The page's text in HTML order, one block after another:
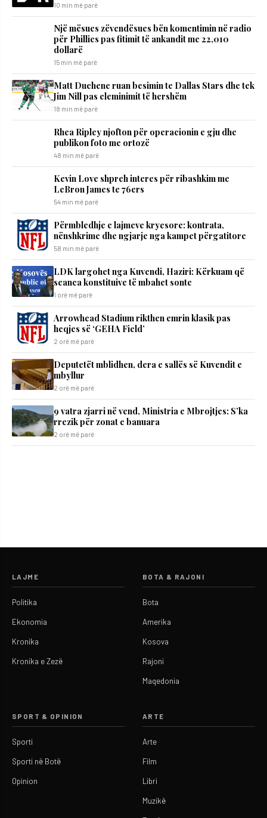
10 min më parë
Një mësues zëvendësues bën komentimin në radio
për Phillies pas fitimit të ankandit me 22,010
dollarë
15 min më parë
Matt Duchene ruan besimin te Dallas Stars dhe tek
Jim Nill pas eleminimit të hershëm
18 min më parë
Rhea Ripley njofton për operacionin e gju dhe
publikon foto me ortozë
48 min më parë
Kevin Love shpreh interes për ribashkim me
LeBron James te 76ers
54 min më parë
Përmbledhje e lajmeve kryesore: kontrata,
nënshkrime dhe ngjarje nga kampet përgatitore
58 min më parë
LDK largohet nga Kuvendi, Haziri: Kërkuam që
seanca konstituive të mbahet sonte
1 orë më parë
Arrowhead Stadium rikthen emrin klasik pas
heqjes së ‘GEHA Field’
2 orë më parë
Deputetët mblidhen, dera e sallës së Kuvendit e
mbyllur
2 orë më parë
9 vatra zjarri në vend, Ministria e Mbrojtjes: S’ka
rrezik për zonat e banuara
2 orë më parë
LAJME
Politika
Ekonomia
Kronika
Kronika e Zezë
BOTA & RAJONI
Bota
Amerika
Kosova
Rajoni
Maqedonia
SPORT & OPINION
Sporti
Sporti në Botë
Opinion
ARTE
Arte
Film
Libri
Muzikë